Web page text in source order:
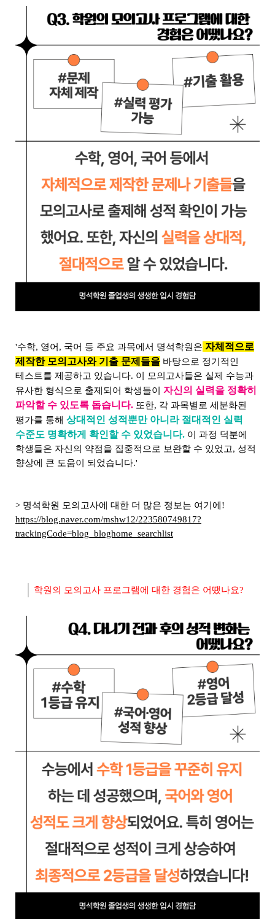
'수학, 영어, 국어 등 주요 과목에서 명석학원은 자체적으로
제작한 모의고사와 기출 문제들을 바탕으로 정기적인
테스트를 제공하고 있습니다. 이 모의고사들은 실제 수능과
유사한 형식으로 출제되어 학생들이 자신의 실력을 정확히
파악할 수 있도록 돕습니다. 또한, 각 과목별로 세분화된
평가를 통해 상대적인 성적뿐만 아니라 절대적인 실력
수준도 명확하게 확인할 수 있었습니다. 이 과정 덕분에
학생들은 자신의 약점을 집중적으로 보완할 수 있었고, 성적
향상에 큰 도움이 되었습니다.'
> 명석학원 모의고사에 대한 더 많은 정보는 여기에!
https://blog.naver.com/mshw12/223580749817?
trackingCode=blog_bloghome_searchlist
학원의 모의고사 프로그램에 대한 경험은 어땠나요?